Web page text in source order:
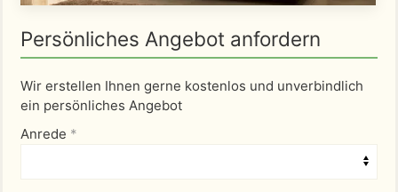
Persönliches Angebot anfordern
Wir erstellen Ihnen gerne kostenlos und unverbindlich
ein persönliches Angebot
Anrede *